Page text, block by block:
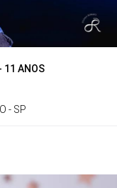
11 ANOS
- SP